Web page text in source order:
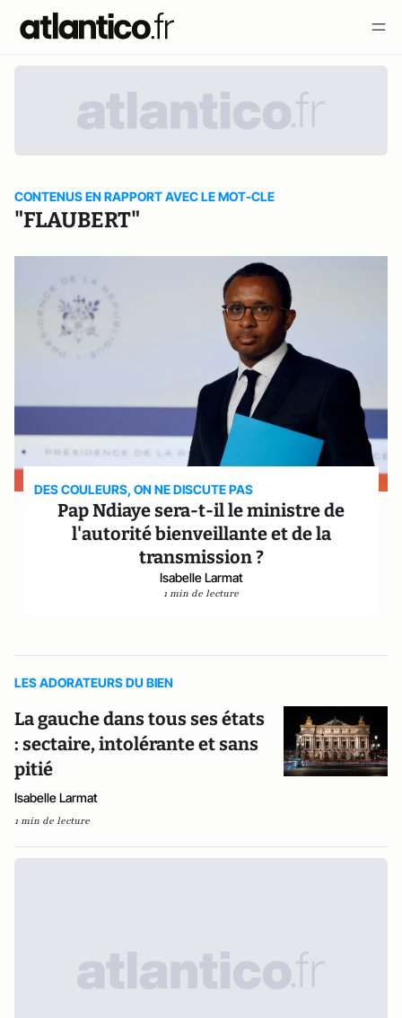
CONTENUS EN RAPPORT AVEC LE MOT-CLE
"FLAUBERT"
DES COULEURS, ON NE DISCUTE PAS
Pap Ndiaye sera-t-il le ministre de
l'autorité bienveillante et de la
transmission ?
Isabelle Larmat
1 min de lecture
LES ADORATEURS DU BIEN
La gauche dans tous ses états
: sectaire, intolérante et sans
pitié
Isabelle Larmat
1 min de lecture